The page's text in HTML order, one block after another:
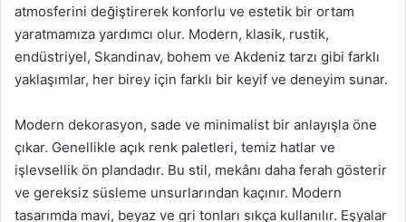
atmosferini değiştirerek konforlu ve estetik bir ortam
yaratmamıza yardımcı olur. Modern, klasik, rustik,
endüstriyel, Skandinav, bohem ve Akdeniz tarzı gibi farklı
yaklaşımlar, her birey için farklı bir keyif ve deneyim sunar.
Modern dekorasyon, sade ve minimalist bir anlayışla öne
çıkar. Genellikle açık renk paletleri, temiz hatlar ve
işlevsellik ön plandadır. Bu stil, mekânı daha ferah gösterir
ve gereksiz süsleme unsurlarından kaçınır. Modern
tasarımda mavi, beyaz ve gri tonları sıkça kullanılır. Eşyalar